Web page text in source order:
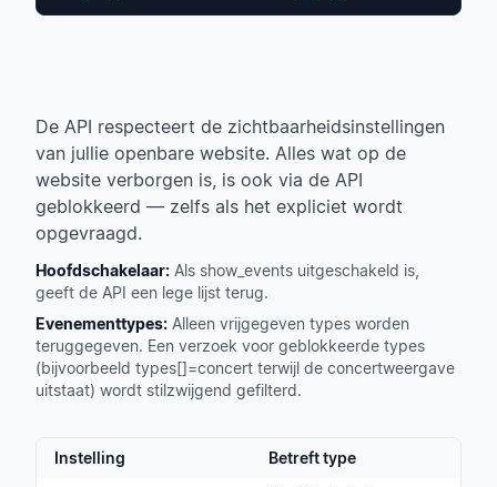
De API respecteert de zichtbaarheidsinstellingen
van jullie openbare website. Alles wat op de
website verborgen is, is ook via de API
geblokkeerd — zelfs als het expliciet wordt
opgevraagd.
Hoofdschakelaar: Als show_events uitgeschakeld is,
geeft de API een lege lijst terug.
Evenementtypes: Alleen vrijgegeven types worden
teruggegeven. Een verzoek voor geblokkeerde types
(bijvoorbeeld types[]=concert terwijl de concertweergave
uitstaat) wordt stilzwijgend gefilterd.
Instelling Betreft type